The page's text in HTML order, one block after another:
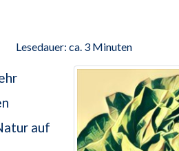
Lesedauer: ca. 3 Minuten
auf